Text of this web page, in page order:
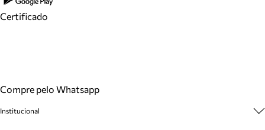
Certificado
Compre pelo Whatsapp
Institucional